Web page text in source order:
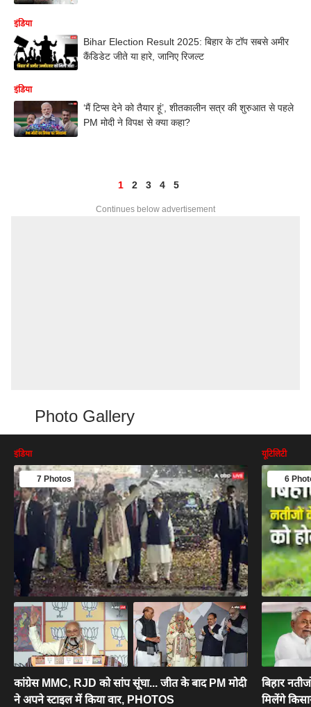
इंडिया
Bihar Election Result 2025: बिहार के टॉप सबसे अमीर
कैंडिडेट जीते या हारे, जानिए रिजल्ट
इंडिया
‘मैं टिप्स देने को तैयार हूं’, शीतकालीन सत्र की शुरुआत से पहले
PM मोदी ने विपक्ष से क्या कहा?
1 2 3 4 5
Continues below advertisement
Photo Gallery
इंडिया
7 Photos
कांग्रेस MMC, RJD को सांप सूंघा... जीत के बाद PM मोदी
ने अपने स्टाइल में किया वार, PHOTOS
यूटिलिटी
6
बिहार
मिलेंगे